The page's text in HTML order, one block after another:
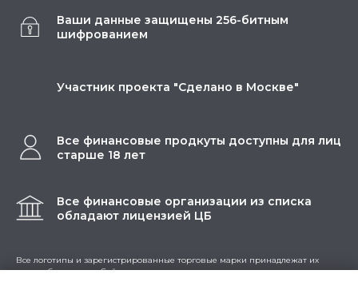
Ваши данные защищены 256-битным
шифрованием
Участник проекта "Сделано в Москве"
Все финансовые продкуты доступны для лиц
старше 18 лет
Все финансовые организации из списка
обладают лицензией ЦБ
Все логотипы и зарегистрированные торговые марки принадлежат их
правообладателям. Сайт не занимается деятельностью по предоставлению